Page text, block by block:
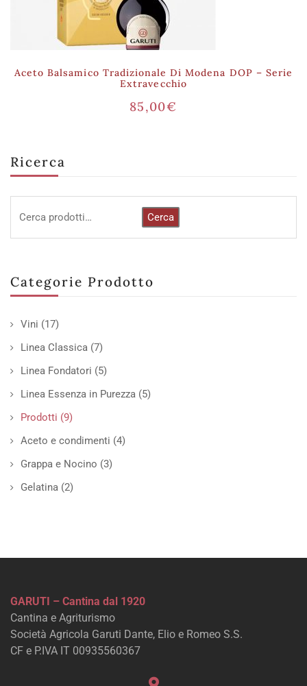
Ricerca
Cerca
Categorie Prodotto
Vini (17)
Linea Classica (7)
Linea Fondatori (5)
Linea Essenza in Purezza (5)
Prodotti (9)
Aceto e condimenti (4)
Grappa e Nocino (3)
Gelatina (2)
Aceto Balsamico Tradizionale Di Modena DOP – Serie
Extravecchio
85,00€
GARUTI – Cantina dal 1920
Cantina e Agriturismo
Società Agricola Garuti Dante, Elio e Romeo S.S.
CF e P.IVA IT 00935560367